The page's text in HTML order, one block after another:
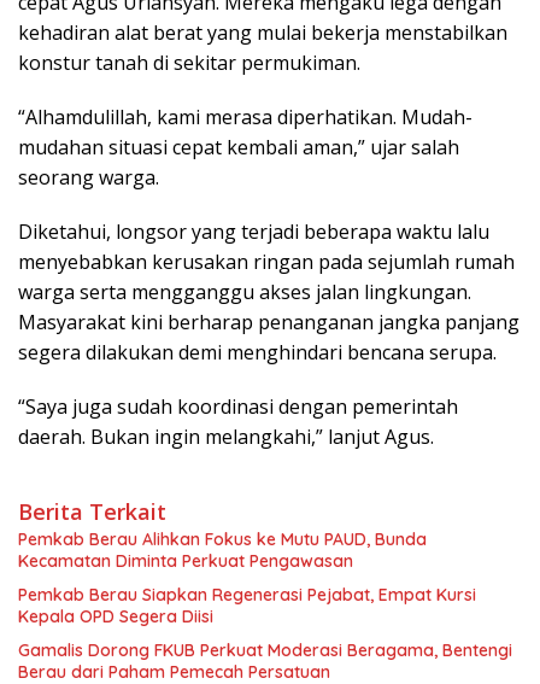
kehadiran alat berat yang mulai bekerja menstabilkan
konstur tanah di sekitar permukiman.
“Alhamdulillah, kami merasa diperhatikan. Mudah-
mudahan situasi cepat kembali aman,” ujar salah
seorang warga.
Diketahui, longsor yang terjadi beberapa waktu lalu
menyebabkan kerusakan ringan pada sejumlah rumah
warga serta mengganggu akses jalan lingkungan.
Masyarakat kini berharap penanganan jangka panjang
segera dilakukan demi menghindari bencana serupa.
“Saya juga sudah koordinasi dengan pemerintah
daerah. Bukan ingin melangkahi,” lanjut Agus.
Berita Terkait
Pemkab Berau Alihkan Fokus ke Mutu PAUD, Bunda
Kecamatan Diminta Perkuat Pengawasan
Pemkab Berau Siapkan Regenerasi Pejabat, Empat Kursi
Kepala OPD Segera Diisi
Gamalis Dorong FKUB Perkuat Moderasi Beragama, Bentengi
Berau dari Paham Pemecah Persatuan